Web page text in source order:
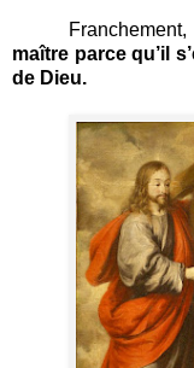
maître parce qu’il
de Dieu.